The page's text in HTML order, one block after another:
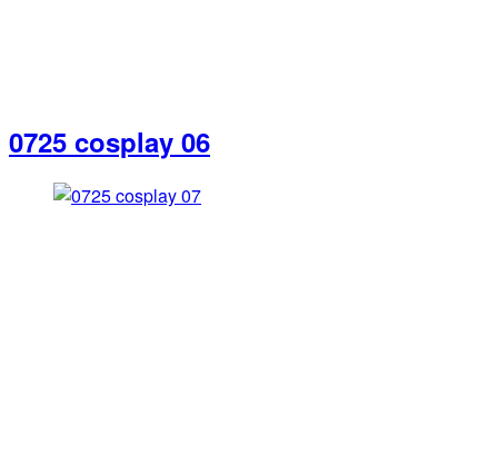
0725 cosplay 06